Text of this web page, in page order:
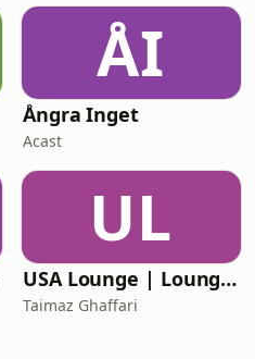
ÅI
Ångra Inget
Acast
UL
USA Lounge | LoungePodden
Taimaz Ghaffari